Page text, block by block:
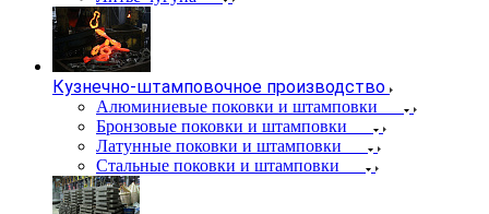
Кузнечно-штамповочное производство
Алюминиевые поковки и штамповки
Бронзовые поковки и штамповки
Латунные поковки и штамповки
Стальные поковки и штамповки